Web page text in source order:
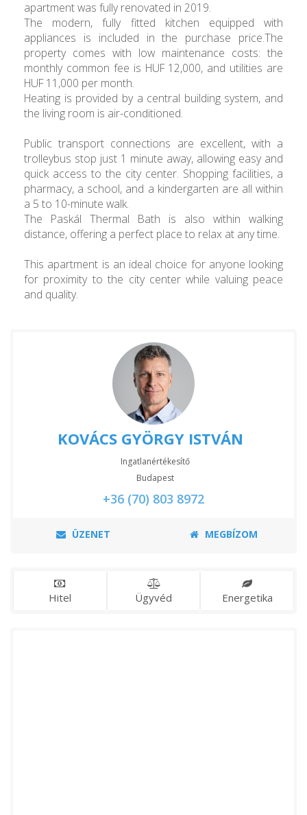
apartment was fully renovated in 2019.
The modern, fully fitted kitchen equipped with
appliances is included in the purchase price.The
property comes with low maintenance costs: the
monthly common fee is HUF 12,000, and utilities are
HUF 11,000 per month.
Heating is provided by a central building system, and
the living room is air-conditioned.
Public transport connections are excellent, with a
trolleybus stop just 1 minute away, allowing easy and
quick access to the city center. Shopping facilities, a
pharmacy, a school, and a kindergarten are all within
a 5 to 10-minute walk.
The Paskál Thermal Bath is also within walking
distance, offering a perfect place to relax at any time.
This apartment is an ideal choice for anyone looking
for proximity to the city center while valuing peace
and quality.
KOVÁCS GYÖRGY ISTVÁN
Ingatlanértékesítő
Budapest
+36 (70) 803 8972
ÜZENET MEGBÍZOM
Hitel Ügyvéd Energetika